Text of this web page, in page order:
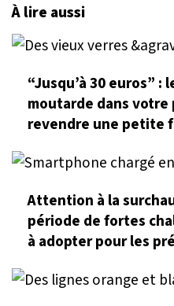
À lire aussi
“Jusqu’à 30 euros” :
moutarde dans
revendre une petite
Attention à la
période de fortes
à adopter pour les